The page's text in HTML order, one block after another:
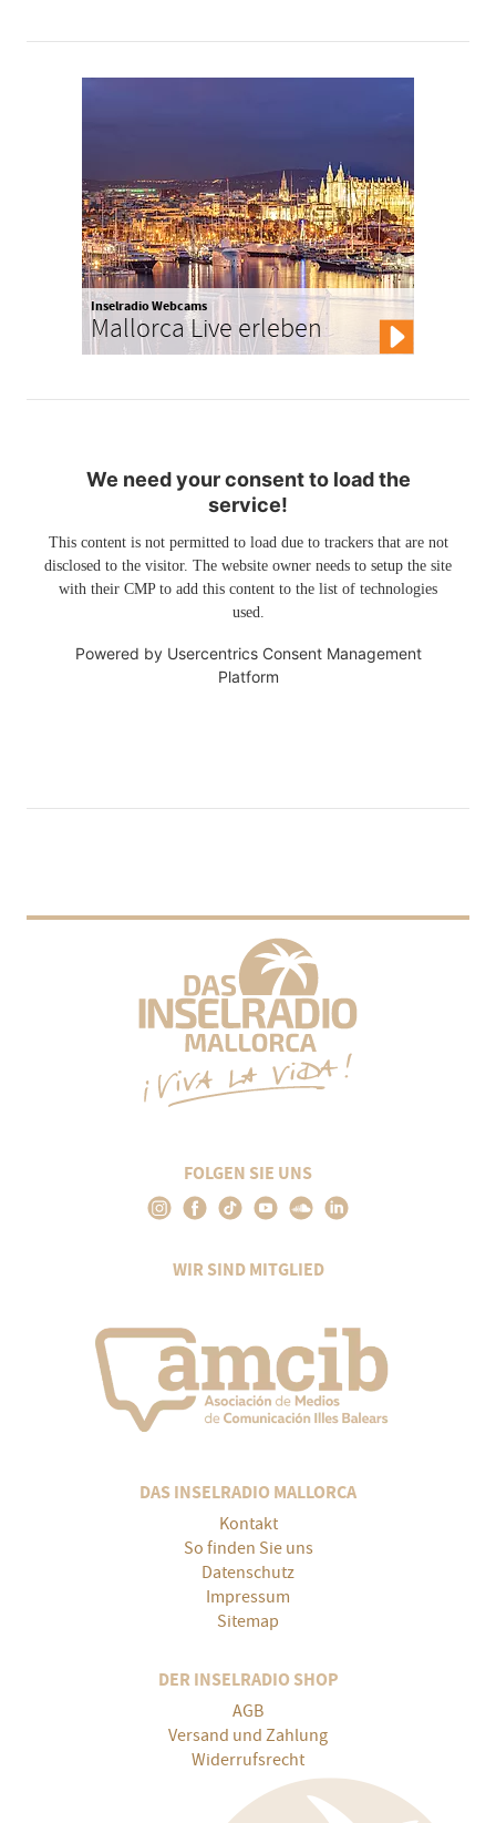
Inselradio Webcams
Mallorca Live erleben
We need your consent to load the
service!
This content is not permitted to load due to trackers that are not
disclosed to the visitor. The website owner needs to setup the site
with their CMP to add this content to the list of technologies
used.
Powered by Usercentrics Consent Management
Platform
FOLGEN SIE UNS
WIR SIND MITGLIED
DAS INSELRADIO MALLORCA
Kontakt
So finden Sie uns
Datenschutz
Impressum
Sitemap
DER INSELRADIO SHOP
AGB
Versand und Zahlung
Widerrufsrecht